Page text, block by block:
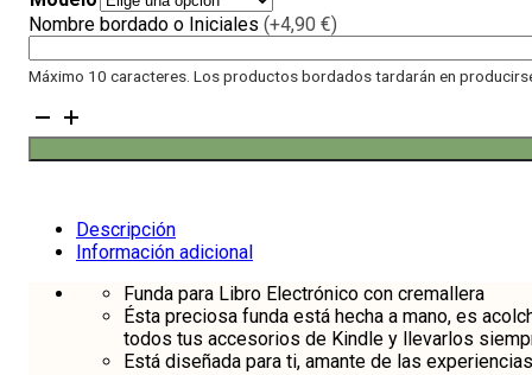
Nombre bordado o Iniciales (+4,90 €)
Máximo 10 caracteres. Los productos bordados tardarán en
Funda
para
Libro
Vainilla
cantidad
Descripción
Información adicional
Funda para Libro Electrónico con cremallera
Ésta preciosa funda está hecha a mano, es
todos tus accesorios de Kindle y llevarlos
Está diseñada para ti, amante de las